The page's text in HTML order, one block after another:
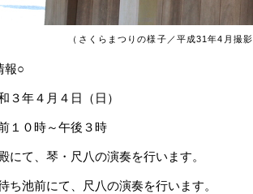
（さくらまつりの様子／平成31年4月撮
報○
年４月４日（日）
０時～午後３時
、琴・尺八の演奏を行います。
て、尺八の演奏を行います。